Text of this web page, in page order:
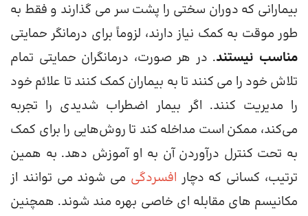
بیمارانی که دوران سختی را پشت سر می گذارند و فقط به
طور موقت به کمک نیاز دارند، لزوماً برای درمانگر حمایتی
مناسب نیستند. در هر صورت، درمانگران حمایتی تمام
تلاش خود را می کنند تا به بیماران کمک کنند تا علائم خود
را مدیریت کنند. اگر بیمار اضطراب شدیدی را تجربه
می‌کند، ممکن است مداخله کند تا روش‌هایی را برای کمک
به تحت کنترل درآوردن آن به او آموزش دهد. به همین
ترتیب، کسانی که دچار افسردگی می شوند می توانند از
مکانیسم های مقابله ای خاصی بهره مند شوند. همچنین